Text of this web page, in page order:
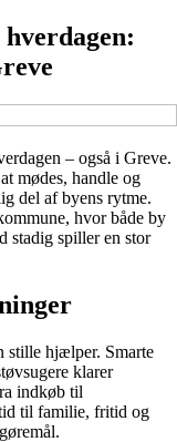
– også i Greve.
mødes, handle og
del af byens rytme.
hvor både by
stadig spiller en stor
stille hjælper. Smarte
klarer
indkøb til
til familie, fritid og